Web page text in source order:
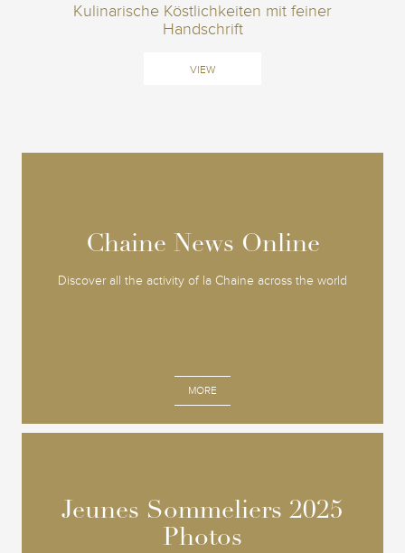
Kulinarische Köstlichkeiten mit feiner
Handschrift
VIEW
Chaine News Online
Discover all the activity of la Chaine across the world
MORE
Chaine News Online
Jeunes Sommeliers 2025
Photos
Jeunes Sommeliers 2025
Photos